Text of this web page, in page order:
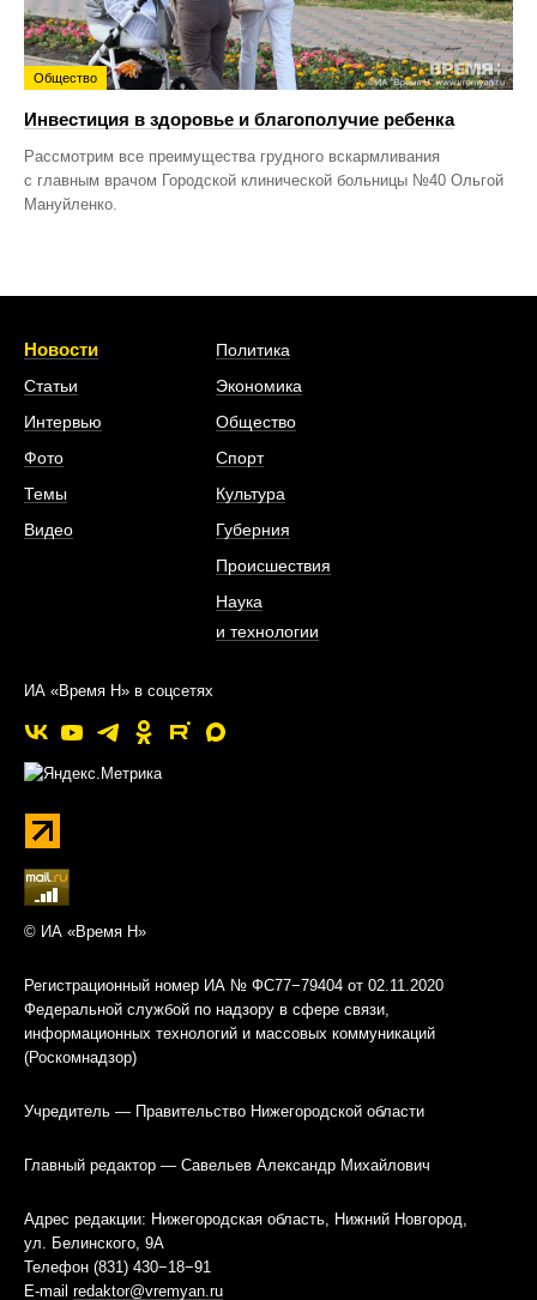
Общество
Инвестиция в здоровье и благополучие ребенка
Рассмотрим все преимущества грудного вскармливания
с главным врачом Городской клинической больницы №40 Ольгой
Мануйленко.
Новости
Статьи
Интервью
Фото
Темы
Видео
Политика
Экономика
Общество
Спорт
Культура
Губерния
Происшествия
Наука
и технологии
ИА «Время Н» в соцсетях
© ИА «Время Н»
Регистрационный номер ИА № ФС77−79404 от 02.11.2020
Федеральной службой по надзору в сфере связи,
информационных технологий и массовых коммуникаций
(Роскомнадзор)
Учредитель — Правительство Нижегородской области
Главный редактор — Савельев Александр Михайлович
Адрес редакции: Нижегородская область, Нижний Новгород,
ул. Белинского, 9А
Телефон (831) 430−18−91
E-mail redaktor@vremyan.ru